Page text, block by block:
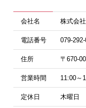
会社名 株式会
電話番号 079-292-
住所 〒670-
営業時間 11:00～
定休日 木曜日